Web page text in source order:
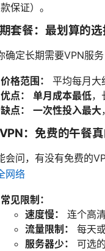
款保证）。
套餐：最划算的
确定长期需要VPN服
价格范围： 平均每月大
优点：
单月成本最低，
缺点：
一次性投入最大
：免费的午餐真
会问，有没有免费的
网络
常见限制：
速度慢：
连个高
流量限制：
每天
服务器少：
可选